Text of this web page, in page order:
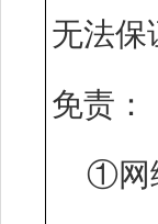
无法保
免责：
①网